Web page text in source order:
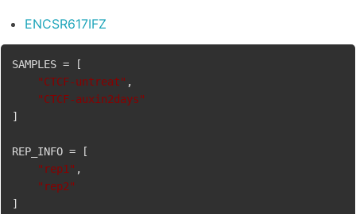
ENCSR617IFZ
SAMPLES = [
"CTCF-untreat" ,
"CTCF-auxin2days"
]
REP_INFO = [
"rep1" ,
"rep2"
]